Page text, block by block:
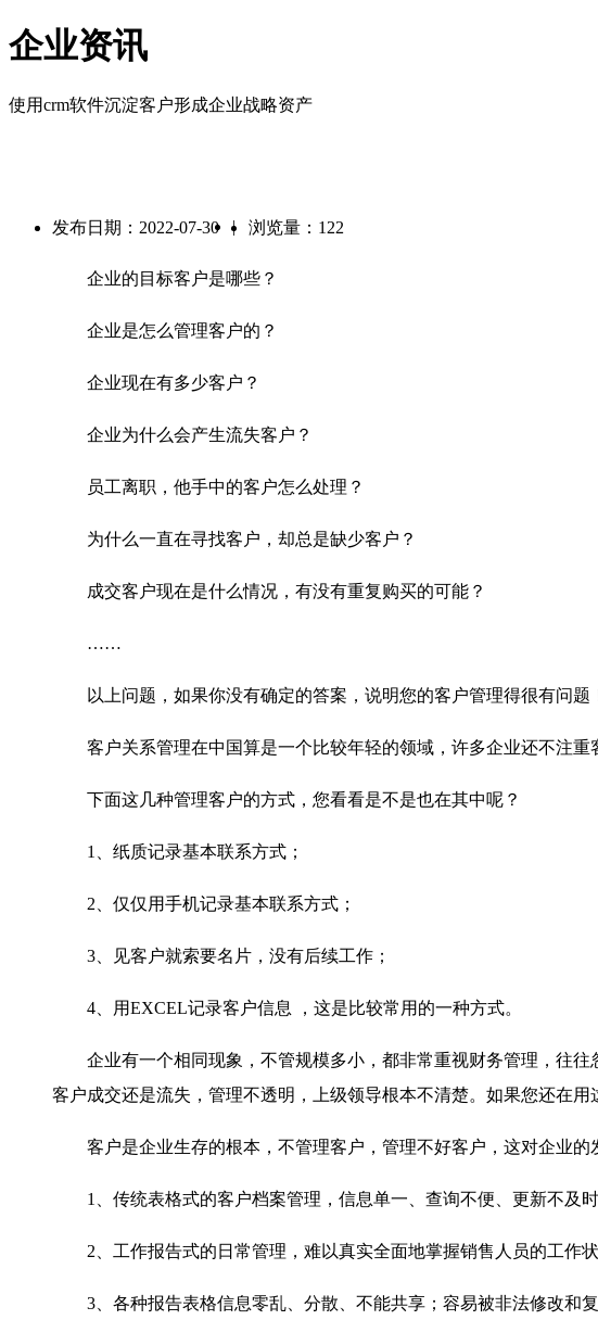
企业资讯
使用crm软件沉淀客户形成企业战略资产
发布日期：2022-07-30 | 浏览量：122
企业的目标客户是哪些？
企业是怎么管理客户的？
企业现在有多少客户？
企业为什么会产生流失客户？
员工离职，他手中的客户怎么处理？
为什么一直在寻找客户，却总是缺少客户？
成交客户现在是什么情况，有没有重复购买的可能？
……
以上问题，如果你没有确定的答案，说明您的客户管理得很有问题
客户关系管理在中国算是一个比较年轻的领域，许多企业还不注重
下面这几种管理客户的方式，您看看是不是也在其中呢？
1、纸质记录基本联系方式；
2、仅仅用手机记录基本联系方式；
3、见客户就索要名片，没有后续工作；
4、用EXCEL记录客户信息 ，这是比较常用的一种方式。
企业有一个相同现象，不管规模多小，都非常重视财务管理，往往
客户成交还是流失，管理不透明，上级领导根本不清楚。如果您还在
客户是企业生存的根本，不管理客户，管理不好客户，这对企业的
1、传统表格式的客户档案管理，信息单一、查询不便、更新不及
2、工作报告式的日常管理，难以真实全面地掌握销售人员的工作状
3、各种报告表格信息零乱、分散、不能共享；容易被非法修改和